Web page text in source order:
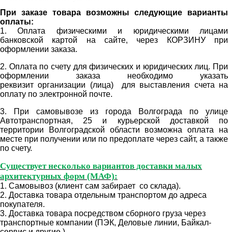
При заказе товара возможны следующие варианты
оплаты:
1. Оплата физическими и юридическими лицами
банковской картой на сайте, через КОРЗИНУ при
оформлении заказа.
2. Оплата по счету для физических и юридических лиц. При
оформлении заказа необходимо указать
реквизит организации (лица) для выставления счета на
оплату по электронной почте.
3. При самовывозе из города Волгограда по улице
Автотранспортная, 25 и курьерской доставкой по
территории Волгоградской области возможна оплата на
месте при получении или по предоплате через сайт, а также
по счету.
Существует несколько вариантов доставки малых
архитектурных форм (МАФ):
1. Самовывоз (клиент сам забирает со склада).
2. Доставка товара отдельным транспортом до адреса
покупателя.
3. Доставка товара посредством сборного груза через
транспортные компании (ПЭК, Деловые линии, Байкал-